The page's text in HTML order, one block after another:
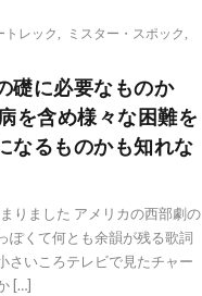
トレック ミスター・スポック
礎に必要なものか
含め様々な困難を
なるものかも知れな
りました アメリカの西部劇の
ぽくて何とも余韻が残る歌詞
さいころテレビで見たチャー
[…]